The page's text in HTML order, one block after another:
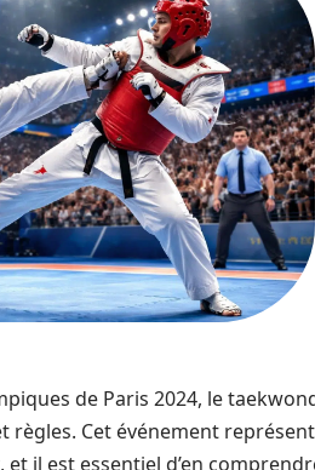
de Paris 2024, le
règles. Cet événement
il est essentiel d’en